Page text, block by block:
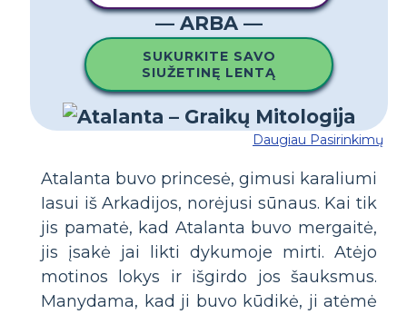
— ARBA —
SUKURKITE SAVO
SIUŽETINĘ LENTĄ
Daugiau Pasirinkimų
Atalanta buvo princesė, gimusi karaliumi
Iasui iš Arkadijos, norėjusi sūnaus. Kai tik
jis pamatė, kad Atalanta buvo mergaitė,
jis įsakė jai likti dykumoje mirti. Atėjo
motinos lokys ir išgirdo jos šauksmus.
Manydama, kad ji buvo kūdikė, ji atėmė